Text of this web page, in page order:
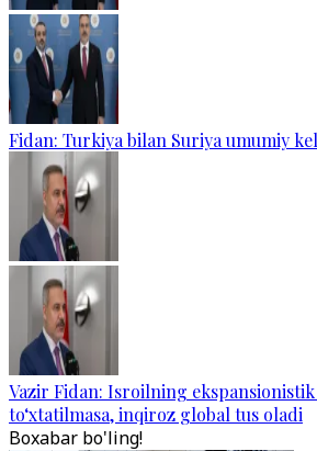
Fidan: Turkiya bilan Suriya umumiy
Vazir Fidan: Isroilning ekspansionistik
to‘xtatilmasa, inqiroz global tus oladi
Boxabar bo'ling!